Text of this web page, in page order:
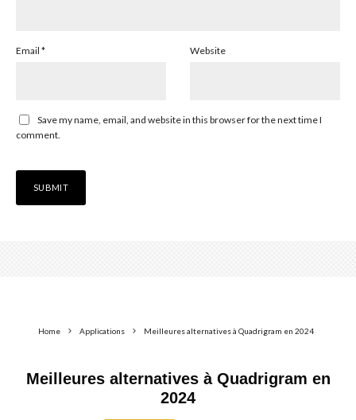
Email * Website
Save my name, email, and website in this browser for the next time I
comment.
Home Applications Meilleures alternatives à Quadrigram en 2024
Meilleures alternatives à Quadrigram en
2024